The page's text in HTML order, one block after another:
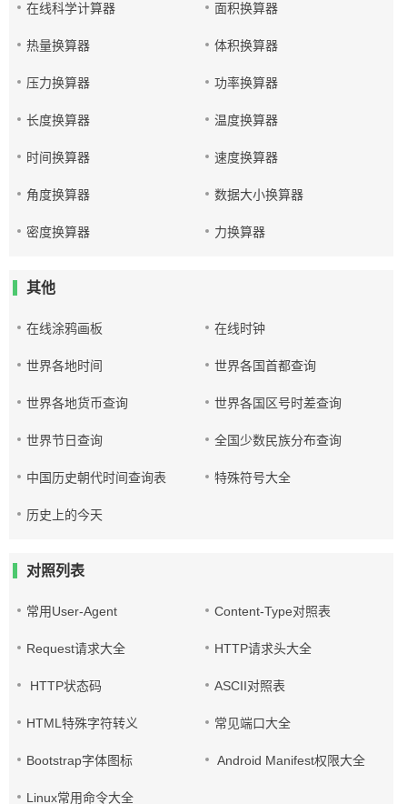
在线科学计算器 面积换算器
热量换算器 体积换算器
压力换算器 功率换算器
长度换算器 温度换算器
时间换算器 速度换算器
角度换算器 数据大小换算器
密度换算器 力换算器
其他
在线涂鸦画板 在线时钟
世界各地时间 世界各国首都查询
世界各地货币查询 世界各国区号时差查询
世界节日查询 全国少数民族分布查询
中国历史朝代时间查询表 特殊符号大全
历史上的今天
对照列表
常用User-Agent Content-Type对照表
Request请求大全 HTTP请求头大全
HTTP状态码 ASCII对照表
HTML特殊字符转义 常见端口大全
Bootstrap字体图标 Android Manifest权限大全
Linux常用命令大全